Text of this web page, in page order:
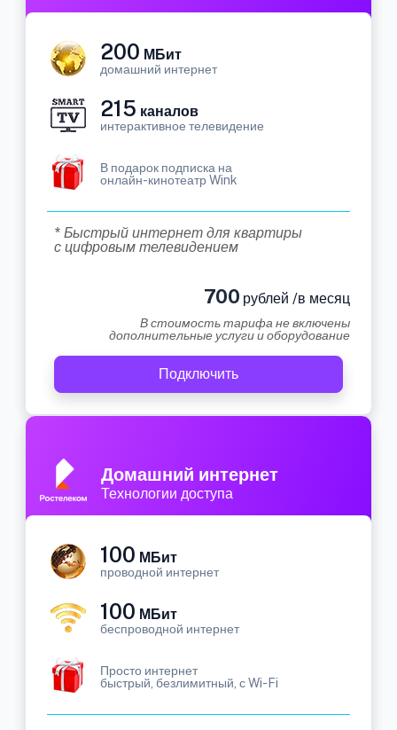
200 МБит
домашний интернет
215 каналов
интерактивное телевидение
В подарок подписка на
онлайн-кинотеатр Wink
* Быстрый интернет для квартиры
с цифровым телевидением
700 рублей /в месяц
В стоимость тарифа не включены
дополнительные услуги и оборудование
Подключить
Домашний интернет
Технологии доступа
100 МБит
проводной интернет
100 МБит
беспроводной интернет
Просто интернет
быстрый, безлимитный, с Wi-Fi